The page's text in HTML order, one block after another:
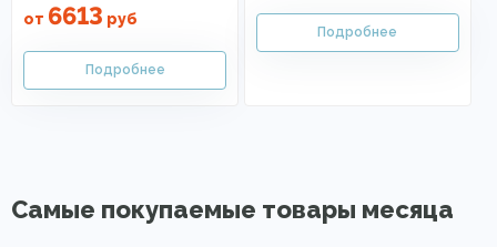
от 6613 руб
Самые покупаемые товары месяца